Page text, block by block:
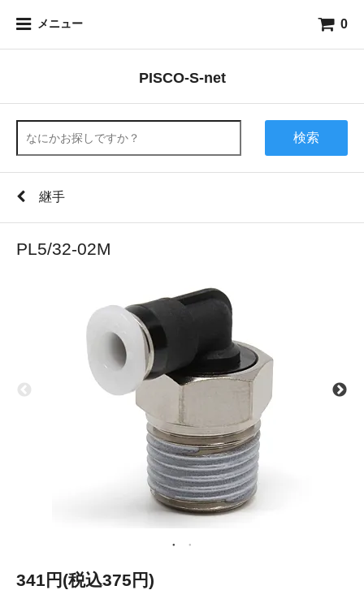
メニュー 0
PISCO-S-net
検索
継手
PL5/32-02M
341円(税込375円)